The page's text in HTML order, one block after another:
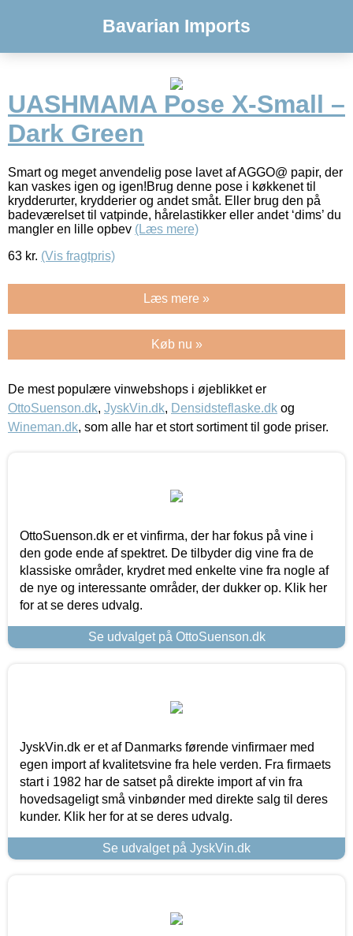
Bavarian Imports
UASHMAMA Pose X-Small –
Dark Green
Smart og meget anvendelig pose lavet af AGGO@ papir, der
kan vaskes igen og igen!Brug denne pose i køkkenet til
krydderurter, krydderier og andet småt. Eller brug den på
badeværelset til vatpinde, hårelastikker eller andet ‘dims’ du
mangler en lille opbev (Læs mere)
63 kr. (Vis fragtpris)
Læs mere »
Køb nu »
De mest populære vinwebshops i øjeblikket er
OttoSuenson.dk, JyskVin.dk, Densidsteflaske.dk og
Wineman.dk, som alle har et stort sortiment til gode priser.
OttoSuenson.dk er et vinfirma, der har fokus på vine i
den gode ende af spektret. De tilbyder dig vine fra de
klassiske områder, krydret med enkelte vine fra nogle af
de nye og interessante områder, der dukker op. Klik her
for at se deres udvalg.
Se udvalget på OttoSuenson.dk
JyskVin.dk er et af Danmarks førende vinfirmaer med
egen import af kvalitetsvine fra hele verden. Fra firmaets
start i 1982 har de satset på direkte import af vin fra
hovedsageligt små vinbønder med direkte salg til deres
kunder. Klik her for at se deres udvalg.
Se udvalget på JyskVin.dk